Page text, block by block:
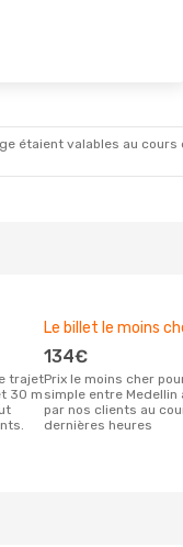
étaient valables au
30 m
Le billet le moins
134€
Prix le moins cher pour un vol aller
simple entre Medellin
par nos clients au
dernières heures